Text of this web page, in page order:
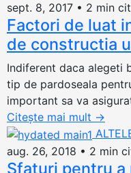
sept. 8, 2017 • 2 min
Factori de luat
de constructia
Indiferent daca alegeti
tip de pardoseala
important sa va
Citește mai mult →
aug. 26, 2018 • 2 min
Sfaturi pentru